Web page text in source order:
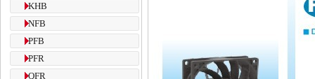
KHB
NFB
PFB
PFR
QFR